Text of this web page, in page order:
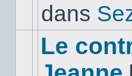
dansdans
Le